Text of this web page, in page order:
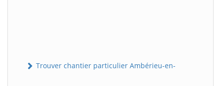
Trouver chantier particulier Ambérieu-en-